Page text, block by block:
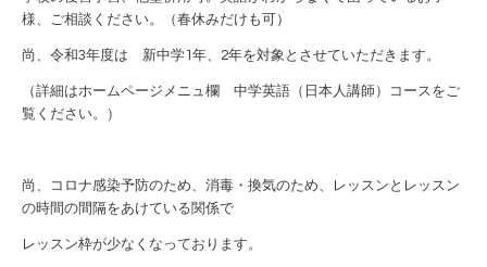
様、ご相談ください。（春休みだけも可）
尚、令和3年度は 新中学1年、2年を対象とさせていただきます。
（詳細はホームページメニュ欄 中学英語（日本人講師）コースをご
覧ください。）
尚、コロナ感染予防のため、消毒・換気のため、レッスンとレッスン
の時間の間隔をあけている関係で
レッスン枠が少なくなっております。